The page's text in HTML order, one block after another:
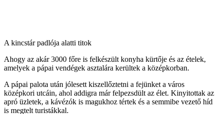
A kincstár padlója alatti titok
Ahogy az akár 3000 főre is felkészült konyha kürtője és az ételek,
amelyek a pápai vendégek asztalára kerültek a középkorban.
A pápai palota után jólesett kiszellőztetni a fejünket a város
középkori utcáin, ahol addigra már felpezsdült az élet. Kinyitottak az
apró üzletek, a kávézók is magukhoz tértek és a semmibe vezető híd
is megtelt turistákkal.